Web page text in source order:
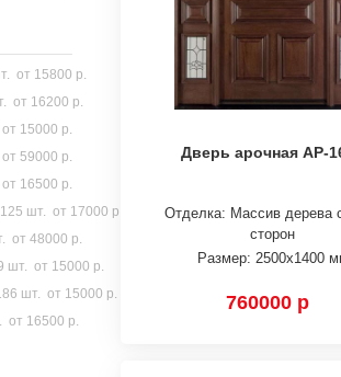
от 15800 р.
от 16200 р.
от 15000 р.
от 59000 р.
от 16500 р.
125 шт. от 17000 р.
от 48000 р.
шт. от 15000 р.
шт. от 15000 р.
от 16500 р.
Дверь арочная АР-
Отделка: Массив дерева
сторон
Размер: 2500х1400
760000 р